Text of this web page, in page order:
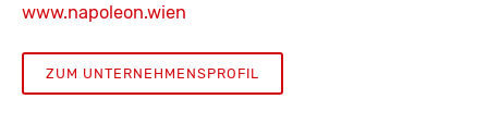
www.napoleon.wien
ZUM UNTERNEHMENSPROFIL